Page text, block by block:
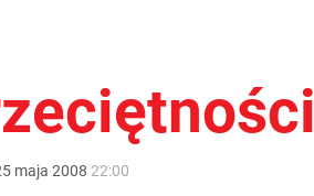
maja 2008 22:00